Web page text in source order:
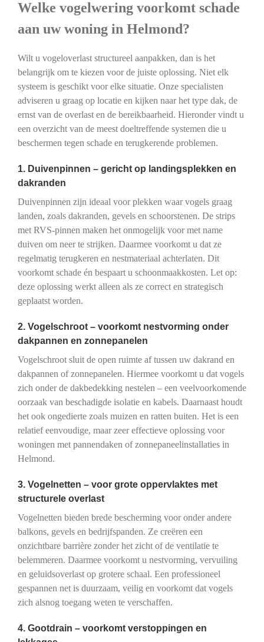
Welke vogelwering voorkomt schade
aan uw woning in Helmond?
Wilt u vogeloverlast structureel aanpakken, dan is het
belangrijk om te kiezen voor de juiste oplossing. Niet elk
systeem is geschikt voor elke situatie. Onze specialisten
adviseren u graag op locatie en kijken naar het type dak, de
ernst van de overlast en de bereikbaarheid. Hieronder vindt u
een overzicht van de meest doeltreffende systemen die u
beschermen tegen schade en terugkerende problemen.
1. Duivenpinnen – gericht op landingsplekken en
dakranden
Duivenpinnen zijn ideaal voor plekken waar vogels graag
landen, zoals dakranden, gevels en schoorstenen. De strips
met RVS-pinnen maken het onmogelijk voor met name
duiven om neer te strijken. Daarmee voorkomt u dat ze
regelmatig terugkeren en nestmateriaal achterlaten. Dit
voorkomt schade én bespaart u schoonmaakkosten. Let op:
deze oplossing werkt alleen als ze correct en strategisch
geplaatst worden.
2. Vogelschroot – voorkomt nestvorming onder
dakpannen en zonnepanelen
Vogelschroot sluit de open ruimte af tussen uw dakrand en
dakpannen of zonnepanelen. Hiermee voorkomt u dat vogels
zich onder de dakbedekking nestelen – een veelvoorkomende
oorzaak van beschadigde isolatie en kabels. Daarnaast houdt
het ook ongedierte zoals muizen en ratten buiten. Het is een
relatief eenvoudige, maar zeer effectieve oplossing voor
woningen met pannendaken of zonnepaneelinstallaties in
Helmond.
3. Vogelnetten – voor grote oppervlaktes met
structurele overlast
Vogelnetten bieden brede bescherming voor onder andere
balkons, gevels en bedrijfspanden. Ze creëren een
onzichtbare barrière zonder het zicht of de ventilatie te
belemmeren. Daarmee voorkomt u nestvorming, vervuiling
en geluidsoverlast op grotere schaal. Een professioneel
gespannen net is duurzaam, veilig en voorkomt dat vogels
zich alsnog toegang weten te verschaffen.
4. Gootdrain – voorkomt verstoppingen en